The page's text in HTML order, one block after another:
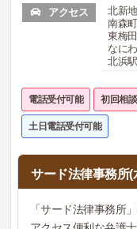
アクセス
北新
南森
東梅
なに
北浜
電話受付可能 初回相
土日電話受付可能
サード法律事務所
「サード法律事務所